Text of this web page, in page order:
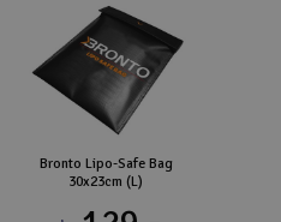
Bronto Lipo-Safe Bag
30x23cm (L)